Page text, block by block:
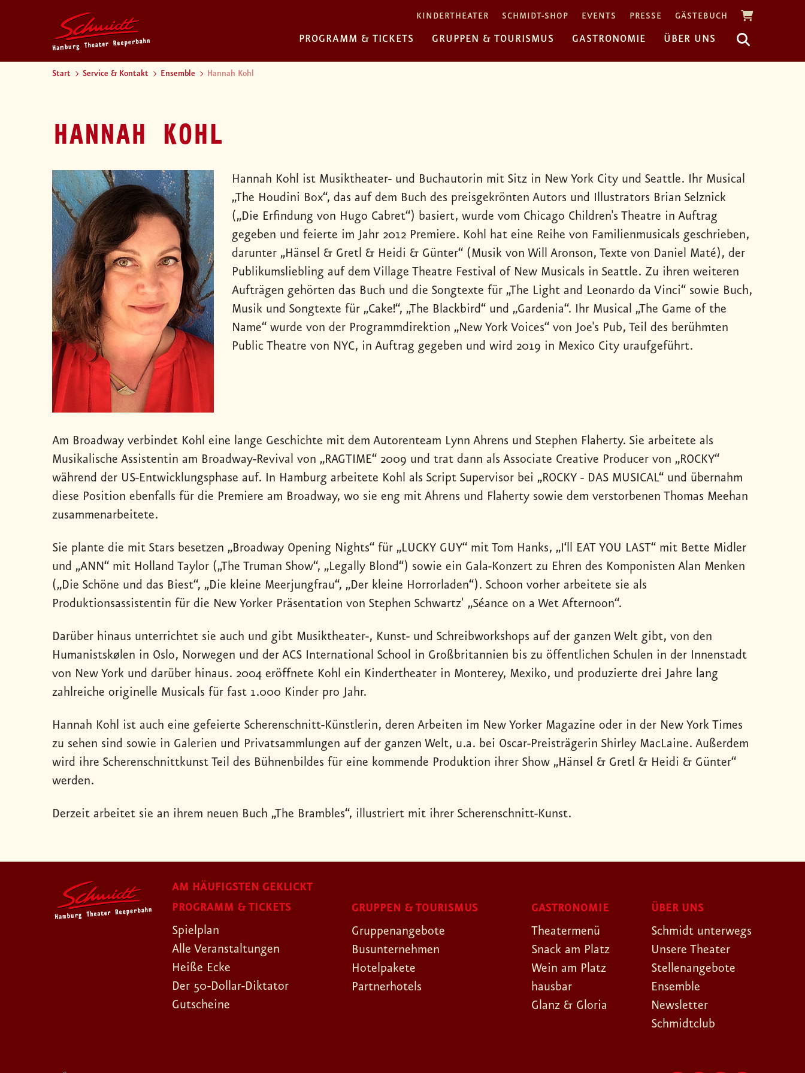
KINDERTHEATER SCHMIDT-SHOP EVENTS PRESSE GÄSTEBUCH
PROGRAMM & TICKETS GRUPPEN & TOURISMUS GASTRONOMIE ÜBER UNS
Start Service & Kontakt Ensemble Hannah Kohl
HANNAH KOHL
Hannah Kohl ist Musiktheater- und Buchautorin mit Sitz in New York City und Seattle. Ihr Musical
„The Houdini Box“, das auf dem Buch des preisgekrönten Autors und Illustrators Brian Selznick
(„Die Erfindung von Hugo Cabret“) basiert, wurde vom Chicago Children's Theatre in Auftrag
gegeben und feierte im Jahr 2012 Premiere. Kohl hat eine Reihe von Familienmusicals geschrieben,
darunter „Hänsel & Gretl & Heidi & Günter“ (Musik von Will Aronson, Texte von Daniel Maté), der
Publikumsliebling auf dem Village Theatre Festival of New Musicals in Seattle. Zu ihren weiteren
Aufträgen gehörten das Buch und die Songtexte für „The Light and Leonardo da Vinci“ sowie Buch,
Musik und Songtexte für „Cake!“, „The Blackbird“ und „Gardenia“. Ihr Musical „The Game of the
Name“ wurde von der Programmdirektion „New York Voices“ von Joe's Pub, Teil des berühmten
Public Theatre von NYC, in Auftrag gegeben und wird 2019 in Mexico City uraufgeführt.
Am Broadway verbindet Kohl eine lange Geschichte mit dem Autorenteam Lynn Ahrens und Stephen Flaherty. Sie arbeitete als
Musikalische Assistentin am Broadway-Revival von „RAGTIME“ 2009 und trat dann als Associate Creative Producer von „ROCKY“
während der US-Entwicklungsphase auf. In Hamburg arbeitete Kohl als Script Supervisor bei „ROCKY - DAS MUSICAL“ und übernahm
diese Position ebenfalls für die Premiere am Broadway, wo sie eng mit Ahrens und Flaherty sowie dem verstorbenen Thomas Meehan
zusammenarbeitete.
Sie plante die mit Stars besetzen „Broadway Opening Nights“ für „LUCKY GUY“ mit Tom Hanks, „I‘ll EAT YOU LAST“ mit Bette Midler
und „ANN“ mit Holland Taylor („The Truman Show“, „Legally Blond“) sowie ein Gala-Konzert zu Ehren des Komponisten Alan Menken
(„Die Schöne und das Biest“, „Die kleine Meerjungfrau“, „Der kleine Horrorladen“). Schoon vorher arbeitete sie als
Produktionsassistentin für die New Yorker Präsentation von Stephen Schwartz' „Séance on a Wet Afternoon“.
Darüber hinaus unterrichtet sie auch und gibt Musiktheater-, Kunst- und Schreibworkshops auf der ganzen Welt gibt, von den
Humanistskølen in Oslo, Norwegen und der ACS International School in Großbritannien bis zu öffentlichen Schulen in der Innenstadt
von New York und darüber hinaus. 2004 eröffnete Kohl ein Kindertheater in Monterey, Mexiko, und produzierte drei Jahre lang
zahlreiche originelle Musicals für fast 1.000 Kinder pro Jahr.
Hannah Kohl ist auch eine gefeierte Scherenschnitt-Künstlerin, deren Arbeiten im New Yorker Magazine oder in der New York Times
zu sehen sind sowie in Galerien und Privatsammlungen auf der ganzen Welt, u.a. bei Oscar-Preisträgerin Shirley MacLaine. Außerdem
wird ihre Scherenschnittkunst Teil des Bühnenbildes für eine kommende Produktion ihrer Show „Hänsel & Gretl & Heidi & Günter“
werden.
Derzeit arbeitet sie an ihrem neuen Buch „The Brambles“, illustriert mit ihrer Scherenschnitt-Kunst.
AM HÄUFIGSTEN GEKLICKT
PROGRAMM & TICKETS
Spielplan
Alle Veranstaltungen
Heiße Ecke
Der 50-Dollar-Diktator
Gutscheine
GRUPPEN & TOURISMUS
Gruppenangebote
Busunternehmen
Hotelpakete
Partnerhotels
GASTRONOMIE
Theatermenü
Snack am Platz
Wein am Platz
hausbar
Glanz & Gloria
ÜBER UNS
Schmidt unterwegs
Unsere Theater
Stellenangebote
Ensemble
Newsletter
Schmidtclub